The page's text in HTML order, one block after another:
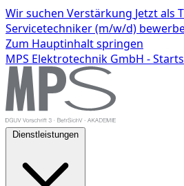
Wir suchen Verstärkung Jetzt als
Servicetechniker (m/w/d)
Zum Hauptinhalt springen
MPS Elektrotechnik GmbH -
Dienstleistungen